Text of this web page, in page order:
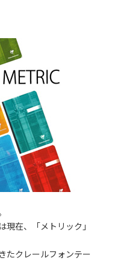
在、「メトリック」
たクレールフォンテー